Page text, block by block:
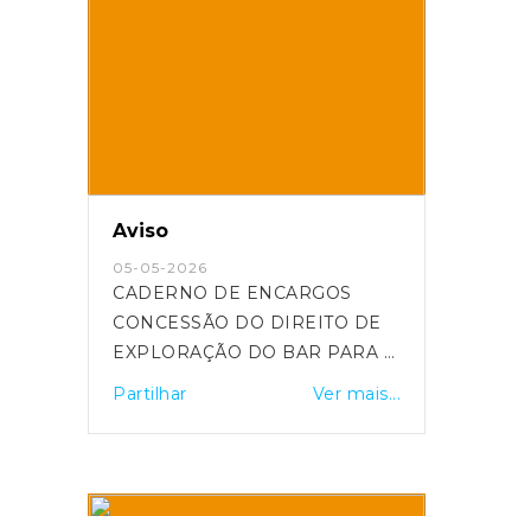
Aviso
05-05-2026
CADERNO DE ENCARGOS
CONCESSÃO DO DIREITO DE
EXPLORAÇÃO DO BAR PARA O
Partilhar Ver mais...